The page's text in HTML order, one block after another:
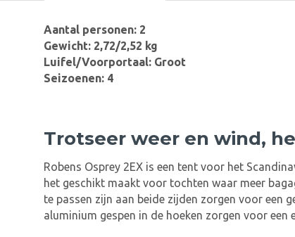
Aantal personen: 2
Gewicht: 2,72/2,52 kg
Luifel/Voorportaal: Groot
Seizoenen: 4
Trotseer weer en wind,
Robens Osprey 2EX is een tent voor het
het geschikt maakt voor tochten waar meer
te passen zijn aan beide zijden zorgen voor een
aluminium gespen in de hoeken zorgen voor